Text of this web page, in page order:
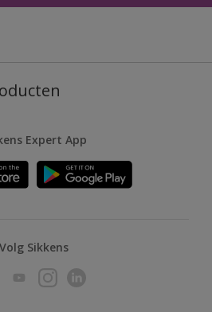
Expert App
Volg Sikkens